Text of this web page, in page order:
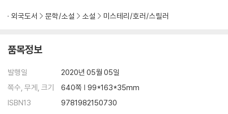
외국도서 문학/소설 소설 미스테리/호러/스릴러
품목정보
발행일
2020년 05월 05일
쪽수, 무게, 크기
640쪽 | 99*163*35mm
ISBN13
9781982150730